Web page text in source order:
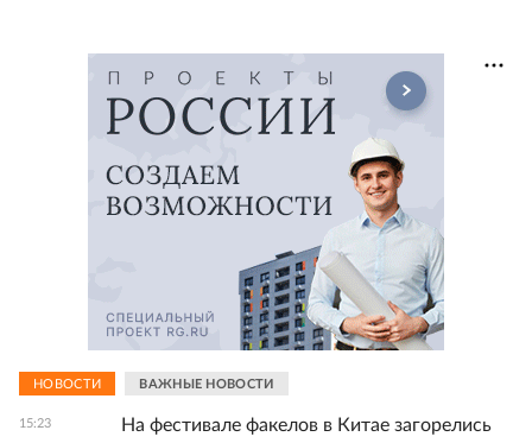
НОВОСТИ ВАЖНЫЕ НОВОСТИ
15:23
На фестивале факелов в Китае загорелись